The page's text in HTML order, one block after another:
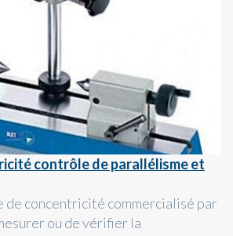
contrôle de parallélisme et
de concentricité commercialisé par
ou de vérifier la